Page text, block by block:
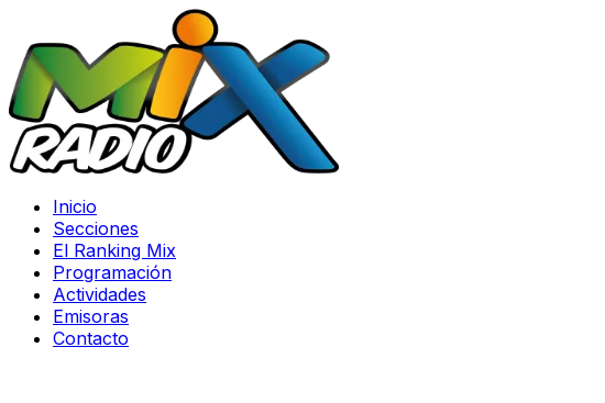
Inicio
Secciones
El Ranking Mix
Programación
Actividades
Emisoras
Contacto